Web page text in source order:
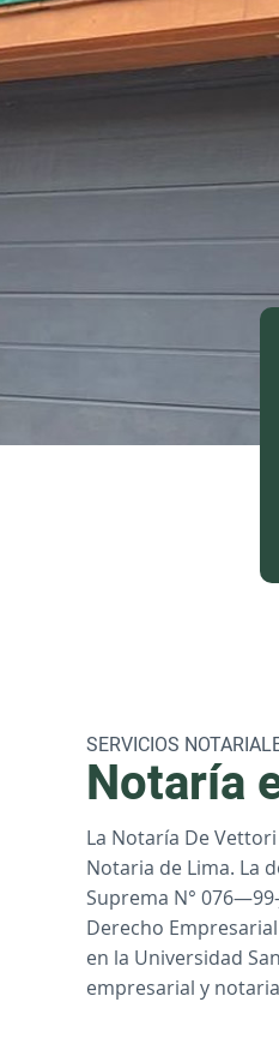
SERVICIOS
Notaría
La Notaría De
Notaria de Lima. La
Suprema N°
Derecho
en la Universidad
empresarial y